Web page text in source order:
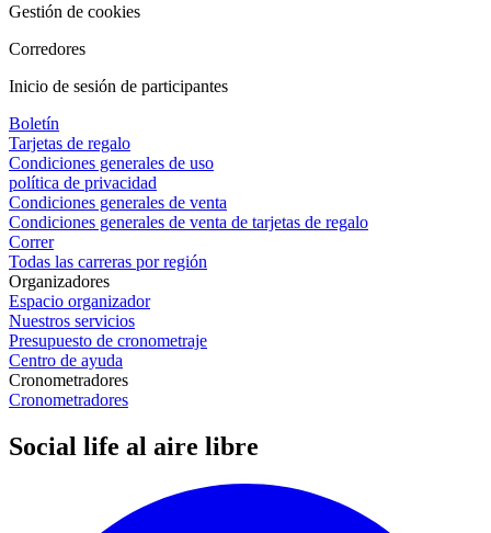
Gestión de cookies
Corredores
Inicio de sesión de participantes
Boletín
Tarjetas de regalo
Condiciones generales de uso
política de privacidad
Condiciones generales de venta
Condiciones generales de venta de tarjetas de regalo
Correr
Todas las carreras por región
Organizadores
Espacio organizador
Nuestros servicios
Presupuesto de cronometraje
Centro de ayuda
Cronometradores
Cronometradores
Social life al aire libre